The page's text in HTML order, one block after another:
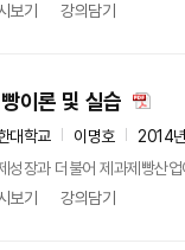
보기
강의담기
이론 및 실습
대학교 이명호
2014
성장과 더불어 제과제빵산
보기
강의담기